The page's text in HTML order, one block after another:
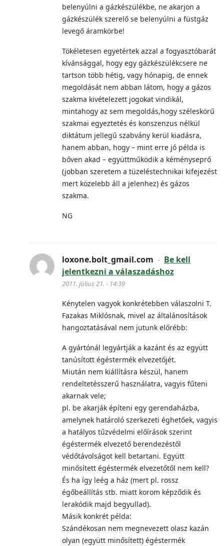
belenyúlni a gázkészülékbe, ne akarjon a
gázkészülék szerelő se belenyúlni a füstgáz
levegő áramkörbe!
Tökéletesen egyetértek azzal a fogyasztóbarát
kívánsággal, hogy egy gázkészülékcsere ne
tartson több hétig, vagy hónapig, de ennek
megoldását nem abban látom, hogy a gázos
szakma kivételezett jogokat vindikál,
mintahogy az sem megoldás,hogy széleskörű
szakmai egyeztetés és konszenzus nélkül
diktátum jellegű szabvány kerül kiadásra,
hanem abban, hogy – mint erre jó példa is
bőven akad – együttműködik a kéményseprő
(jobban szeretem a tüzeléstechnikai kifejezést
mert közelebb áll a jelenhez) és gázos
szakma.
NG
loxone.bolt_gmail.com - Be kell
jelentkezni a válaszadáshoz
2011. július 21. - 14:39
Kénytelen vagyok konkrétebben válaszolni T.
Fazakas Miklósnak, mivel az általánosítások
hangoztatásával nem jutunk előrébb:
A gyártónál legyártják a kazánt és az együtt
tanúsított égéstermék elvezetőjét.
Miután nem kiállításra készül, hanem
rendeltetésszerű használatra, vagyis fűteni
akarnak vele;
pl. be akarják építeni egy gerendaházba,
amelynek határoló szerkezeti éghetőek, vagyis
a hatályos tűzvédelmi előírások szerint
égéstermék elvezető berendezéstől
védőtávolságot kell betartani. Együtt
minősített égéstermék elvezetőtől nem kell?
És ha így leég a ház (mert pl. rossz
égőbeállítás stb. miatt korom képződik és
lerakódik majd begyullad).
Másik konkrét példa:
Szándékosan nem megnevezett olasz kazán
olyan (együtt minősített) égéstermék